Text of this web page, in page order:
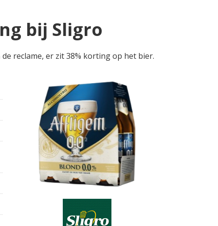
bij Sligro
reclame, er zit 38% korting op het bier.